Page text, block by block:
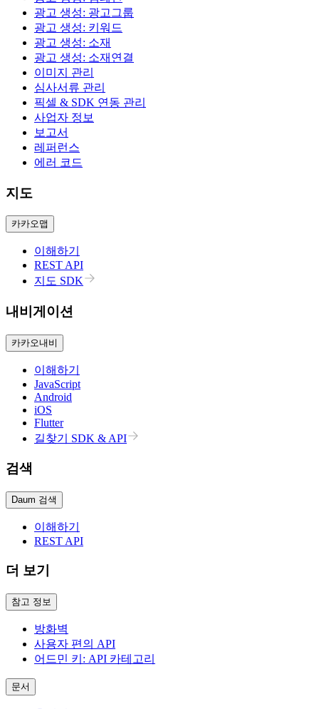
광고 생성: 광고그룹
광고 생성: 키워드
광고 생성: 소재
광고 생성: 소재연결
이미지 관리
심사서류 관리
픽셀 & SDK 연동 관리
사업자 정보
보고서
레퍼런스
에러 코드
지도
카카오맵
이해하기
REST API
지도 SDK
내비게이션
카카오내비
이해하기
JavaScript
Android
iOS
Flutter
길찾기 SDK & API
검색
Daum 검색
이해하기
REST API
더 보기
참고 정보
방화벽
사용자 편의 API
어드민 키: API 카테고리
문서